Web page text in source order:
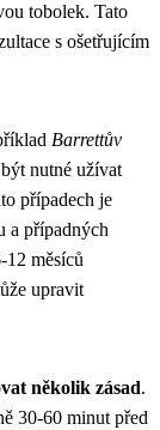
tobolek. Tato
s ošetřujícím
Barrettův
nutné užívat
případech je
a případných
měsíců
upravit
několik zásad.
30-60 minut před